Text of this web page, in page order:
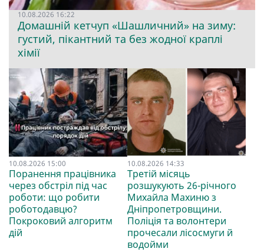
10.08.2026 16:22
Домашній кетчуп «Шашличний» на зиму:
густий, пікантний та без жодної краплі
хімії
10.08.2026 15:00
Поранення працівника
через обстріл під час
роботи: що робити
роботодавцю?
Покроковий алгоритм
дій
10.08.2026 14:33
Третій місяць
розшукують 26-річного
Михайла Махиню з
Дніпропетровщини.
Поліція та волонтери
прочесали лісосмуги й
водойми